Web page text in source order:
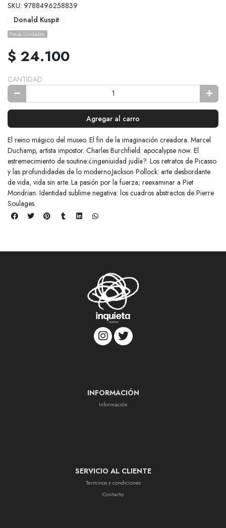
SKU: 9788496258839
Donald Kuspit
Pocas Unidades.
$ 24.100
CANTIDAD
Agregar al carro
El reino mágico del museo. El fin de la imaginación creadora. Marcel
Duchamp, artista impostor. Charles Burchfield: apocalypse now. El
estremecimiento de soutine:¿ingeniuidad judía?. Los retratos de Picasso
y las profundidades de lo moderno.Jackson Pollock: arte desbordante
de vida, vida sin arte. La pasión por la fuerza; reexaminar a Piet
Mondrian. Identidad sublime negativa: los cuadros abstractos de Pierre
Soulages.
INFORMACIÓN
Información
SERVICIO AL CLIENTE
Terminos y condiciones
Contacto